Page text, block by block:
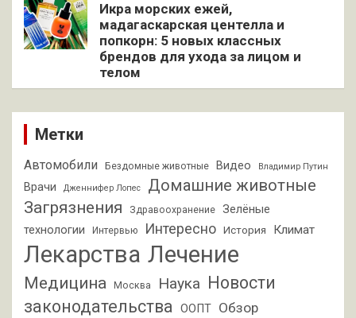
Икра морских ежей,
мадагаскарская центелла и
попкорн: 5 новых классных
брендов для ухода за лицом и
телом
Метки
Автомобили Бездомные животные Видео Владимир Путин
Врачи Дженнифер Лопес
Домашние животные
Загрязнения
Здравоохранение
Зелёные
технологии
Интервью Интересно История Климат
Лекарства Лечение
Медицина Москва Наука Новости
законодательства ООПТ Обзор